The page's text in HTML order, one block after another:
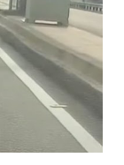
cedera
selepas dibawa
sedang giat
membantu
302 Kanun
mempunyai